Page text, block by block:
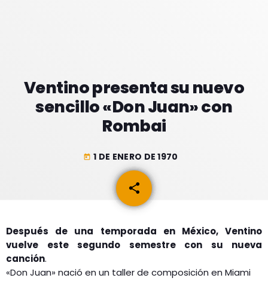
Ventino presenta su nuevo
sencillo «Don Juan» con
Rombai
today 1 DE ENERO DE 1970
share
email
Después de una temporada en México, Ventino
vuelve este segundo semestre con su nueva
canción.
«Don Juan» nació en un taller de composición en Miami